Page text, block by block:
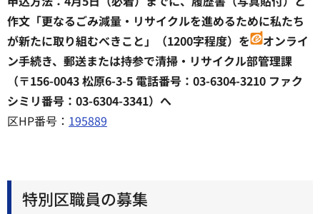
作文「更なるごみ減量・リサイクルを進めるために私たち
が新たに取り組むべきこと」（1200字程度）を
オンライ
ン手続き、郵送または持参で清掃・リサイクル部管理課
（〒156-0043 松原6-3-5 電話番号：03-6304-3210 ファク
シミリ番号：03-6304-3341）へ
区HP番号： 195889
特別区職員の募集